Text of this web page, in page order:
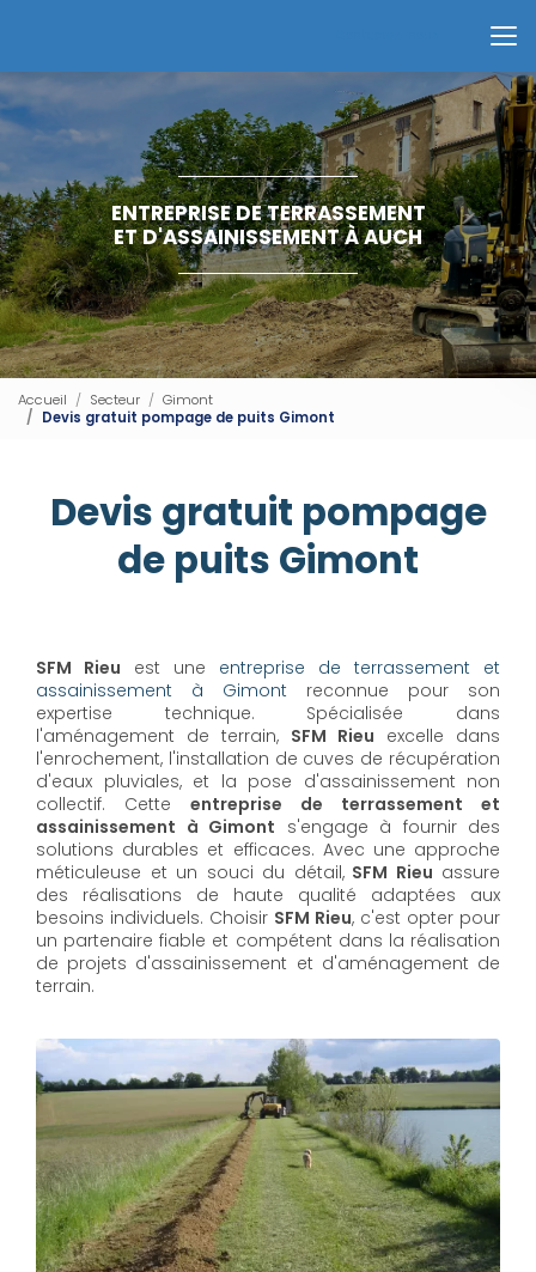
principal
ENTREPRISE DE TERRASSEMENT
ET D'ASSAINISSEMENT À AUCH
Accueil Secteur
Gimont
Devis gratuit pompage de puits Gimont
Devis gratuit pompage
de puits Gimont
SFM Rieu est une entreprise de terrassement et
assainissement à Gimont reconnue pour son
expertise technique. Spécialisée dans
l'aménagement de terrain, SFM Rieu excelle dans
l'enrochement, l'installation de cuves de récupération
d'eaux pluviales, et la pose d'assainissement non
collectif. Cette entreprise de terrassement et
assainissement à Gimont s'engage à fournir des
solutions durables et efficaces. Avec une approche
méticuleuse et un souci du détail,SFM Rieu assure
des réalisations de haute qualité adaptées aux
besoins individuels. Choisir SFM Rieu, c'est opter pour
un partenaire fiable et compétent dans la réalisation
de projets d'assainissement et d'aménagement de
terrain.